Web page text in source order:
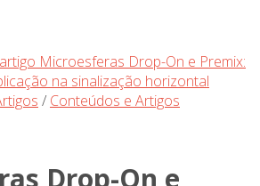
/ Conteúdos e Artigos
Drop-On e